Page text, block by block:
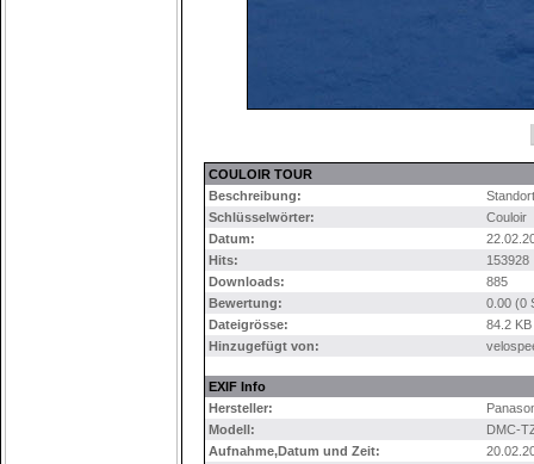
COULOIR TOUR
Beschreibung:
Schlüsselwörter:
Couloir
Datum:
Hits:
153928
Downloads:
885
Bewertung:
0.00 (0
Dateigrösse:
84.2 KB
Hinzugefügt von:
EXIF Info
Hersteller:
Modell:
DMC-
Aufnahme,Datum und Zeit: